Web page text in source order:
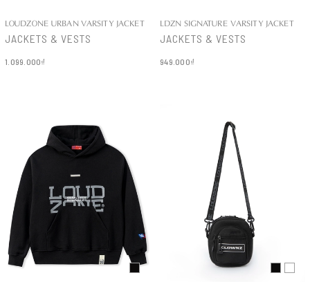
LOUDZONE URBAN VARSITY JACKET
JACKETS & VESTS
1.099.000₫
LDZN SIGNATURE VARSITY JACKET
JACKETS & VESTS
949.000₫